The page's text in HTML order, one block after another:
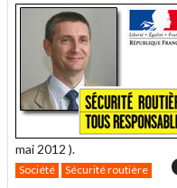
mai 2012 ).
Société Sécurité routière